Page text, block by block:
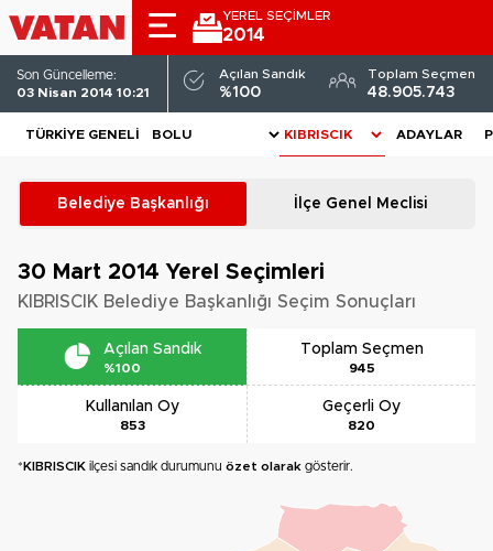
YEREL SEÇİMLER
2014
Son Güncelleme:
03 Nisan 2014 10:21
Açılan Sandık
%100
Toplam Seçmen
48.905.743
TÜRKIYE GENELI ADAYLAR
Belediye Başkanlığı İlçe Genel Meclisi
30 Mart 2014 Yerel Seçimleri
KIBRISCIK Belediye Başkanlığı Seçim Sonuçları
Açılan Sandık
%100
Toplam Seçmen
945
Kullanılan Oy
853
Geçerli Oy
820
*KIBRISCIK ilçesi sandık durumunu özet olarak gösterir.